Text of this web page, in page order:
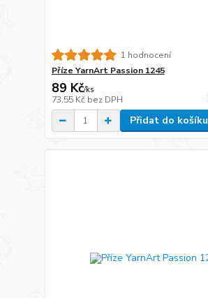
1 hodnocení
Příze YarnArt Passion 1245
89 Kč/ks
73,55 Kč bez DPH
Přidat do košíku